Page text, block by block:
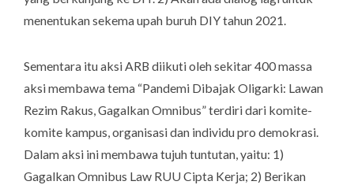
menentukan sekema upah buruh DIY tahun 2021.
Sementara itu aksi ARB diikuti oleh sekitar 400 massa
aksi membawa tema “Pandemi Dibajak Oligarki: Lawan
Rezim Rakus, Gagalkan Omnibus” terdiri dari komite-
komite kampus, organisasi dan individu pro demokrasi.
Dalam aksi ini membawa tujuh tuntutan, yaitu: 1)
Gagalkan Omnibus Law RUU Cipta Kerja; 2) Berikan